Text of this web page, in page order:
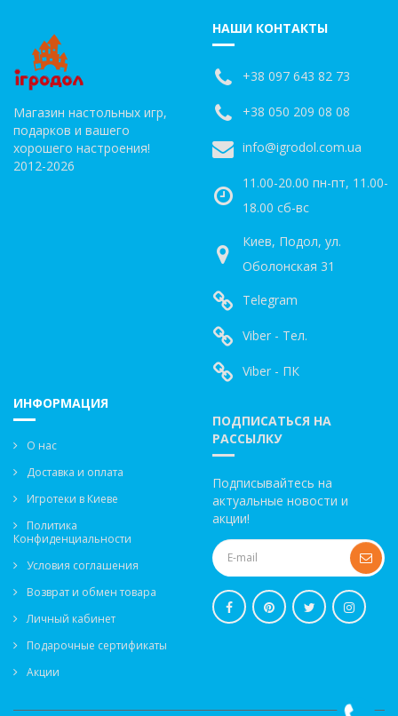
Магазин настольных игр,
подарков и вашего
хорошего настроения!
2012-2026
НАШИ КОНТАКТЫ
+38 097 643 82 73
+38 050 209 08 08
info@igrodol.com.ua
11.00-20.00 пн-пт, 11.00-
18.00 сб-вс
Киев, Подол, ул.
Оболонская 31
Telegram
Viber - Тел.
Viber - ПК
ИНФОРМАЦИЯ
О нас
Доставка и оплата
Игротеки в Киеве
Политика
Конфиденциальности
Условия соглашения
Возврат и обмен товара
Личный кабинет
Подарочные сертификаты
Акции
ПОДПИСАТЬСЯ НА
РАССЫЛКУ
Подписывайтесь на
актуальные новости и
акции!